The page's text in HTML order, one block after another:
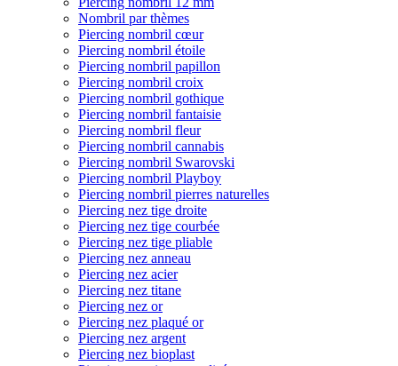
Nombril par thèmes
Piercing nombril cœur
Piercing nombril étoile
Piercing nombril papillon
Piercing nombril croix
Piercing nombril gothique
Piercing nombril fantaisie
Piercing nombril fleur
Piercing nombril cannabis
Piercing nombril Swarovski
Piercing nombril Playboy
Piercing nombril pierres naturelles
Piercing nez tige droite
Piercing nez tige courbée
Piercing nez tige pliable
Piercing nez anneau
Piercing nez acier
Piercing nez titane
Piercing nez or
Piercing nez plaqué or
Piercing nez argent
Piercing nez bioplast